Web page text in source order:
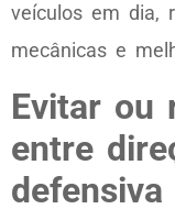
veículos em dia,
mecânicas e
Evitar ou
entre
defensiva